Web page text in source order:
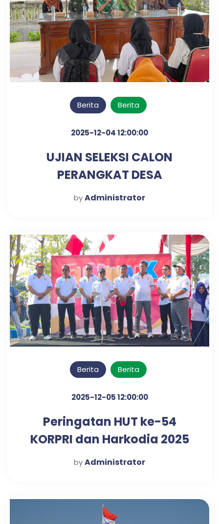
Berita Berita
2025-12-04 12:00:00
UJIAN SELEKSI CALON
PERANGKAT DESA
KLAMPISREJO
byAdministrator
Berita Berita
2025-12-05 12:00:00
Peringatan HUT ke-54
KORPRI dan Harkodia 2025
Kabupaten Pasuruan
byAdministrator